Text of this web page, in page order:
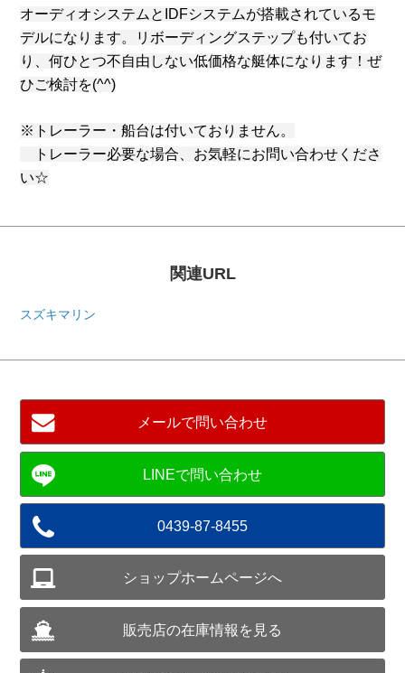
オーディオシステムとIDFシステムが搭載されているモ
デルになります。リボーディングステップも付いてお
り、何ひとつ不自由しない低価格な艇体になります！ぜ
ひご検討を(^^)
※トレーラー・船台は付いておりません。
トレーラー必要な場合、お気軽にお問い合わせくださ
い☆
関連URL
スズキマリン
メールで問い合わせ
0439-87-8455
ショップホームページへ
販売店の在庫情報を見る